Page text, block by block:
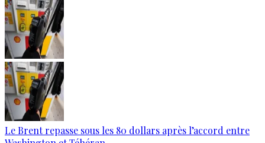
Le Brent repasse sous les 80 dollars après l’accord entre